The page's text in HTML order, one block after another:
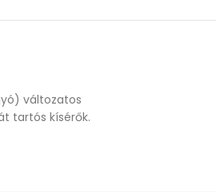
változatos
tartós kísérők.